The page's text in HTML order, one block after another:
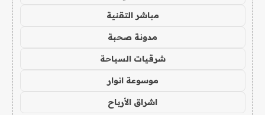
مباشر التقنية
مدونة صحبة
شرقيات السياحة
موسوعة انوار
اشراق الأرباح